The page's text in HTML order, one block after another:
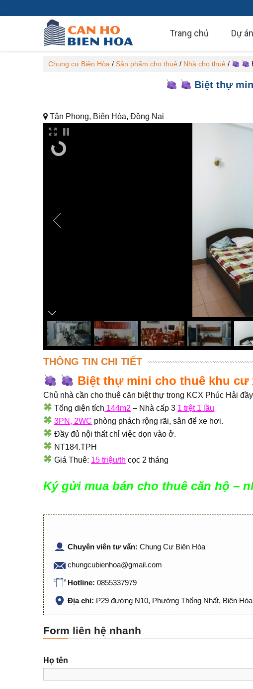
Trang chủ Dự án
Chung cư Biên Hòa / Sản phẩm cho thuê / Nhà cho thuê /
Biệt thự
Tân Phong, Biên Hòa, Đồng Nai
THÔNG TIN CHI TIẾT
Biệt thự mini cho thuê khu cư
Chủ nhà cần cho thuê căn biệt thự trong KCX Phúc Hải
Tổng diện tích 144m2 – Nhà cấp 3 1 trệt 1 lầu
3PN, 2WC phòng phách rộng rãi, sân để xe hơi.
Đầy đủ nội thất chỉ việc dọn vào ở.
NT184.TPH
Giá Thuê: 15 triệu/th cọc 2 tháng
Ký gửi mua bán cho thuê căn hộ –
Chuyên viên tư vấn: Chung Cư Biên Hòa
chungcubienhoa@gmail.com
Hotline: 0855337979
Địa chỉ: P29 đường N10, Phường Thống Nhất, Biên
Form liên hệ nhanh
Họ tên